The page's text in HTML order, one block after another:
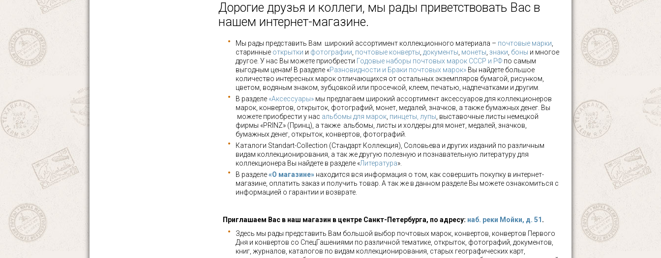
Дорогие друзья и коллеги, мы рады приветствовать Вас в
нашем интернет-магазине.
Мы рады представить Вам широкий ассортимент коллекционного материала – почтовые марки
старинные открытки и фотографии почтовые конверты документы монеты знаки боны и многое
другое. У нас Вы можете приобрести Годовые наборы почтовых марок СССР и РФ по самым
выгодным ценам! В разделе «Разновидности и Браки почтовых марок» Вы найдете большое
количество интересных марок отличающихся от остальных экземпляров бумагой, рисунком,
цветом, водяным знаком, зубцовкой или просечкой, клеем, печатью, надпечатками и другим.
В разделе «Аксессуары» мы предлагаем широкий ассортимент аксессуаров для коллекционеров
марок, конвертов, открыток, фотографий, монет, медалей, значков, а также бумажных денег. Вы
можете приобрести у нас альбомы для марок пинцеты, лупы , выставочные листы немецкой
фирмы «PRINZ» (Принц), а также альбомы, листы и холдеры для монет, медалей, значков,
бумажных денег, открыток, конвертов, фотографий.
Каталоги Standart-Collection (Стандарт Коллекция), Соловьева и других изданий по различным
видам коллекционирования, а так же другую полезную и познавательную литературу для
коллекционера Вы найдете в разделе «Литература».
В разделе«О магазине» находится вся информация о том, как совершить покупку в интернет-
магазине, оплатить заказ и получить товар. А так же в данном разделе Вы можете ознакомиться с
информацией о гарантии и возврате.
Приглашаем Вас в наш магазин в центре Санкт-Петербурга, по адресу: наб. реки Мойки, д. 51 .
Здесь мы рады представить Вам большой выбор почтовых марок, конвертов, конвертов Первого
Дня и конвертов со СпецГашениями по различной тематике, открыток, фотографий, документов,
книг, журналов, каталогов по видам коллекционирования, старых географических карт,